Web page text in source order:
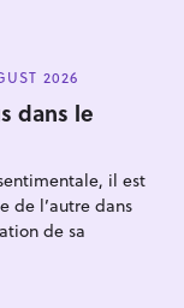
2026
dans le
il est
de l’autre dans
de sa